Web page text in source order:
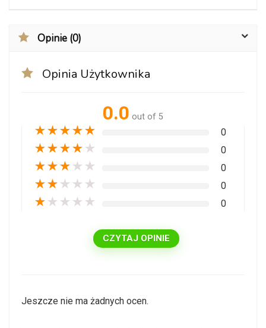
Opinie (0)
Opinia Użytkownika
0.0 out of 5
★★★★★ 0
★★★★ ★ 0
★★★ ★ ★ 0
★★ ★ ★ ★ 0
★ ★ ★ ★ ★ 0
CZYTAJ OPINIE
Jeszcze nie ma żadnych ocen.